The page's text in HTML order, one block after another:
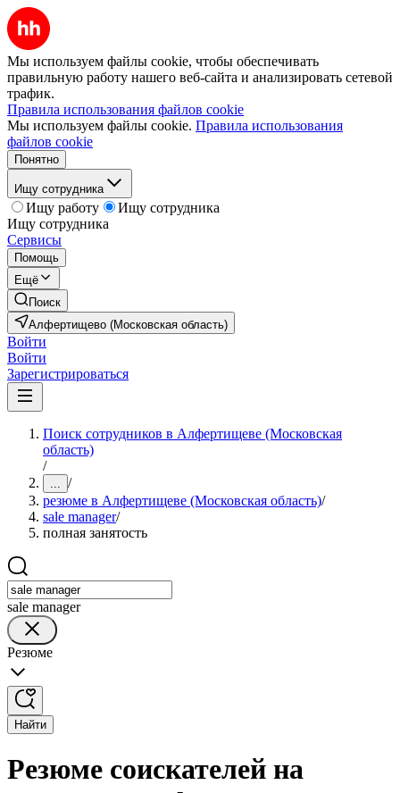
Мы используем файлы cookie, чтобы обеспечивать
правильную работу нашего веб-сайта и анализировать сетевой
трафик.
Правила использования файлов cookie
Мы используем файлы cookie. Правила использования
файлов cookie
Понятно
Ищу сотрудника
Ищу работу
Ищу сотрудника
Ищу сотрудника
Сервисы
Помощь
Ещё
Поиск
Алфертищево (Московская область)
Войти
Войти
Зарегистрироваться
Поиск сотрудников в Алфертищеве (Московская
область)
/
... /
резюме в Алфертищеве (Московская область)/
sale manager/
полная занятость
sale manager
Резюме
Найти
Резюме соискателей на